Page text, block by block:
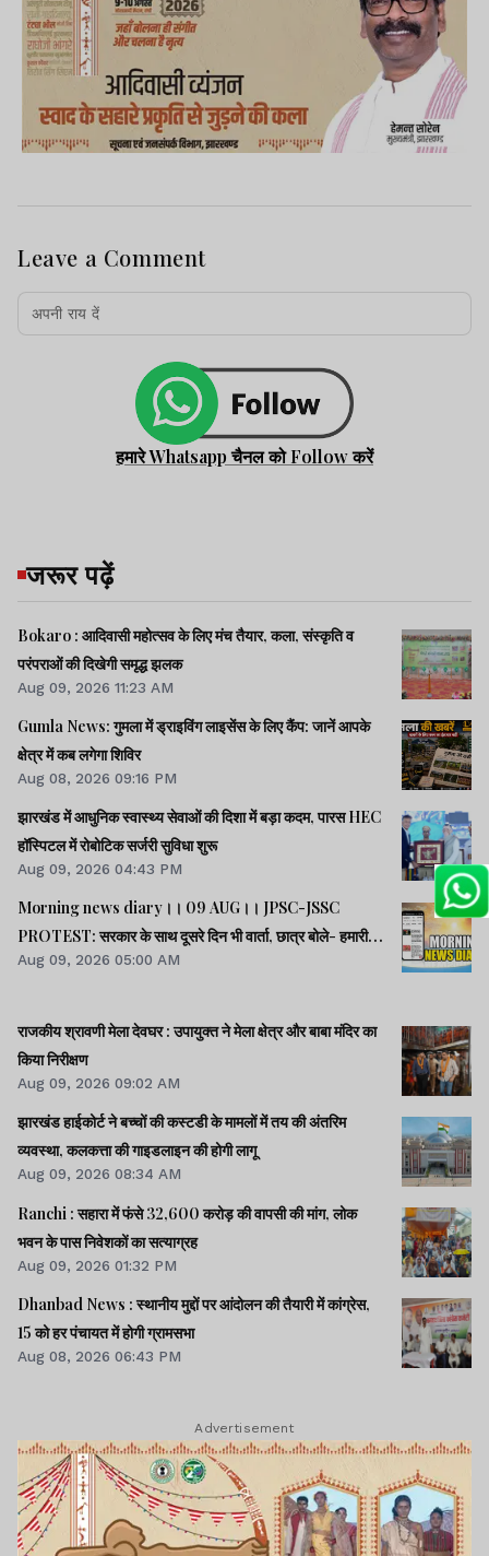
Leave a Comment
हमारे Whatsapp चैनल को Follow करें
जरूर पढ़ें
Bokaro : आदिवासी महोत्सव के लिए मंच तैयार, कला, संस्कृति व
परंपराओं की दिखेगी समृद्ध झलक
Aug 09, 2026 11:23 AM
Gumla News: गुमला में ड्राइविंग लाइसेंस के लिए कैंप: जानें आपके
क्षेत्र में कब लगेगा शिविर
Aug 08, 2026 09:16 PM
झारखंड में आधुनिक स्वास्थ्य सेवाओं की दिशा में बड़ा कदम, पारस HEC
हॉस्पिटल में रोबोटिक सर्जरी सुविधा शुरू
Aug 09, 2026 04:43 PM
Morning news diary।। 09 AUG।। JPSC-JSSC
PROTEST: सरकार के साथ दूसरे दिन भी वार्ता, छात्र बोले- हमारी
बातें सुनी गईं।। छात्रों के समर्थन में उतरी भाजपा, 10 को विधानसभा
सीनेट से पास।। समेत कई खबरें व वीडियो.
Aug 09, 2026 05:00 AM
राजकीय श्रावणी मेला देवघर : उपायुक्त ने मेला क्षेत्र और बाबा मंदिर का
किया निरीक्षण
Aug 09, 2026 09:02 AM
झारखंड हाईकोर्ट ने बच्चों की कस्टडी के मामलों में तय की अंतरिम
व्यवस्था, कलकत्ता की गाइडलाइन की होगी लागू
Aug 09, 2026 08:34 AM
Ranchi : सहारा में फंसे 32,600 करोड़ की वापसी की मांग, लोक
भवन के पास निवेशकों का सत्याग्रह
Aug 09, 2026 01:32 PM
Dhanbad News : स्थानीय मुद्दों पर आंदोलन की तैयारी में कांग्रेस,
15 को हर पंचायत में होगी ग्रामसभा
Aug 08, 2026 06:43 PM
Advertisement